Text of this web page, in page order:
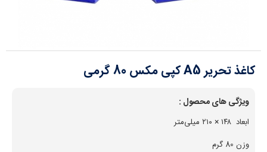
کاغذ تحریر A5 کپی مکس 80 گرمی
ویژگی های محصول :
ابعاد ۱۴۸ × ۲۱۰ میلی‌متر
وزن 80 گرم